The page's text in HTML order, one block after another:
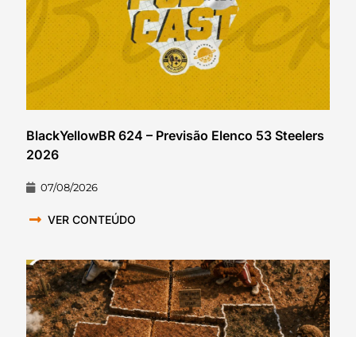
BlackYellowBR 624 – Previsão Elenco 53 Steelers
2026
07/08/2026
VER CONTEÚDO